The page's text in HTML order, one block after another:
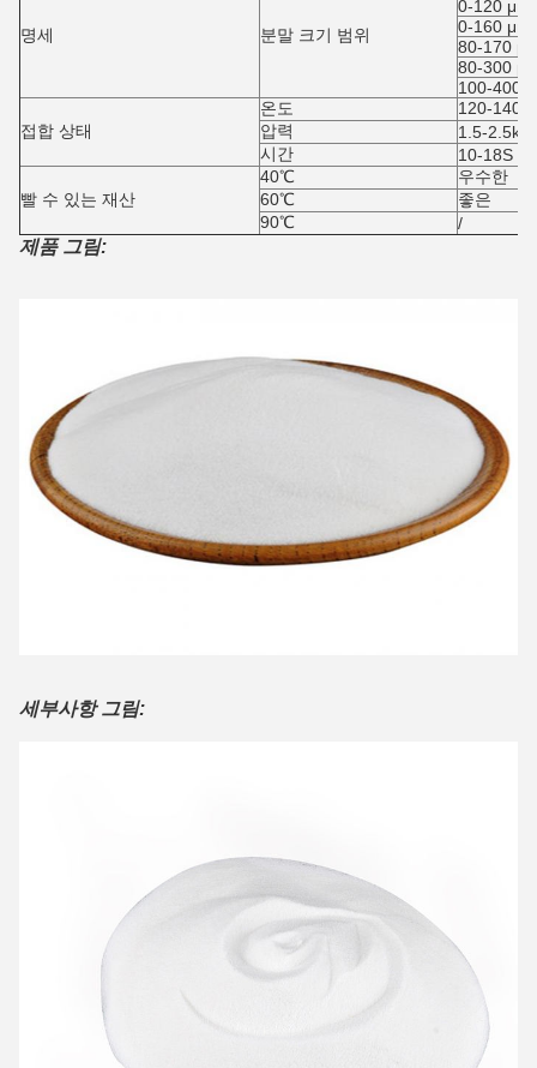
명세 분말 크기 범위
0-120 μm
0-160 μm
80-170
80-300
100-400
접합 상태
온도
120-140
압력
1.5-
시간
10-18S
빨 수 있는 재산
40℃
우수한
60℃
좋은
90℃
/
제품 그림:
세부사항 그림: